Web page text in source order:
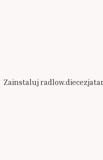
Zainstaluj